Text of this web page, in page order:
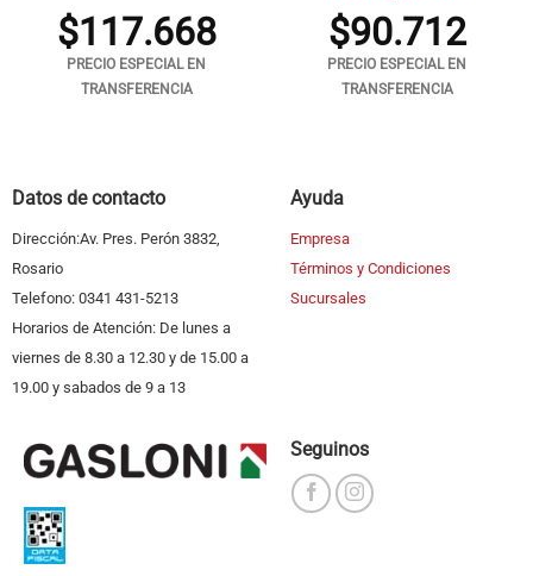
$117.668
PRECIO ESPECIAL EN
TRANSFERENCIA
$90.712
PRECIO ESPECIAL EN
TRANSFERENCIA
Datos de contacto
Dirección:Av. Pres. Perón 3832,
Rosario
Telefono: 0341 431-5213
Horarios de Atención: De lunes a
viernes de 8.30 a 12.30 y de 15.00 a
19.00 y sabados de 9 a 13
Ayuda
Empresa
Términos y Condiciones
Sucursales
Seguinos